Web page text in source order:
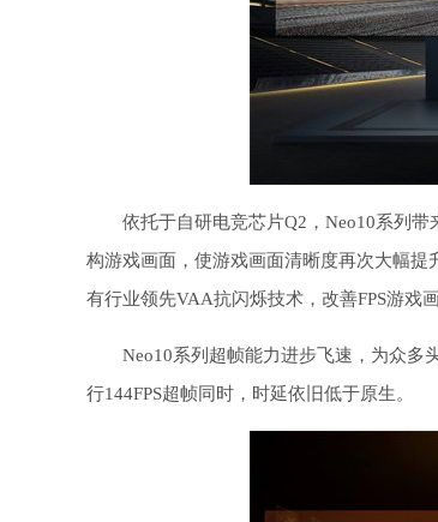
依托于自研电竞芯片Q2，Neo10系列
构游戏画面，使游戏画面清晰度再次大幅提
有行业领先VAA抗闪烁技术，改善FPS游戏
Neo10系列超帧能力进步飞速，为众多
行144FPS超帧同时，时延依旧低于原生。